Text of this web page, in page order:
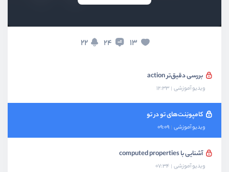
13
24
22 موارد اساسی
بررسی دقیق‌تر action
ویدیو آموزشی 12:33
کامپونِنت‌‌های تو در تو
ویدیو آموزشی 09:09
آشنایی با computed properties
ویدیو آموزشی 07:34